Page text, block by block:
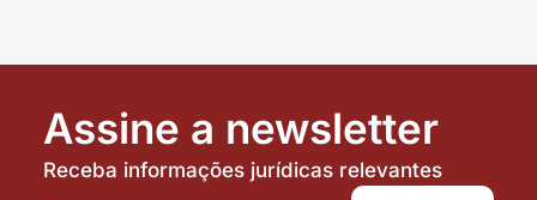
Assine a newsletter
Receba informações jurídicas relevantes